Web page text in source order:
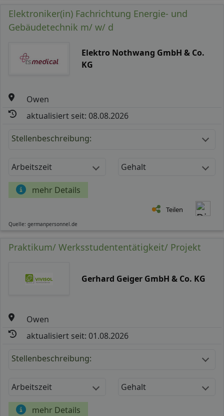
Elektroniker(in) Fachrichtung Energie- und
Gebäudetechnik m/ w/ d
Elektro Nothwang GmbH & Co.
KG
Owen
aktualisiert seit: 08.08.2026
Stellenbeschreibung:
Arbeitszeit Gehalt
mehr Details
Teilen
Quelle: germanpersonnel.de
Praktikum/ Werksstudententätigkeit/ Projekt
Gerhard Geiger GmbH & Co. KG
Owen
aktualisiert seit: 01.08.2026
Stellenbeschreibung:
Arbeitszeit Gehalt
mehr Details